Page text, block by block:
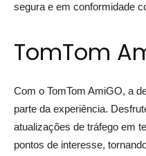
segura e em conformidade
TomTom
Com o TomTom AmiGO, a
parte da experiência.
atualizações de tráfego em
pontos de interesse,